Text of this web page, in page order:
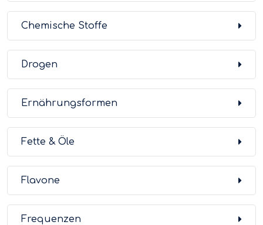
Chemische Stoffe
Drogen
Ernährungsformen
Fette & Öle
Flavone
Frequenzen